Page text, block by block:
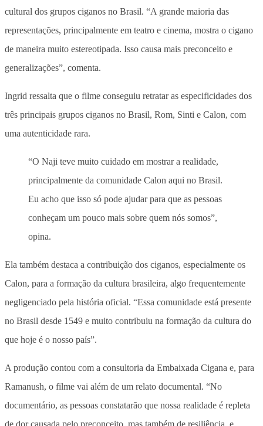
cultural dos grupos ciganos no Brasil. “A grande maioria das
representações, principalmente em teatro e cinema, mostra o cigano
de maneira muito estereotipada. Isso causa mais preconceito e
generalizações”, comenta.
Ingrid ressalta que o filme conseguiu retratar as especificidades dos
três principais grupos ciganos no Brasil, Rom, Sinti e Calon, com
uma autenticidade rara.
“O Naji teve muito cuidado em mostrar a realidade,
principalmente da comunidade Calon aqui no Brasil.
Eu acho que isso só pode ajudar para que as pessoas
conheçam um pouco mais sobre quem nós somos”,
opina.
Ela também destaca a contribuição dos ciganos, especialmente os
Calon, para a formação da cultura brasileira, algo frequentemente
negligenciado pela história oficial. “Essa comunidade está presente
no Brasil desde 1549 e muito contribuiu na formação da cultura do
que hoje é o nosso país”.
A produção contou com a consultoria da Embaixada Cigana e, para
Ramanush, o filme vai além de um relato documental. “No
documentário, as pessoas constatarão que nossa realidade é repleta